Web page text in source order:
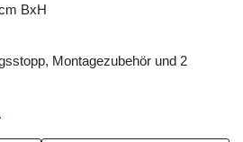
BxH
Montagezubehör und 2